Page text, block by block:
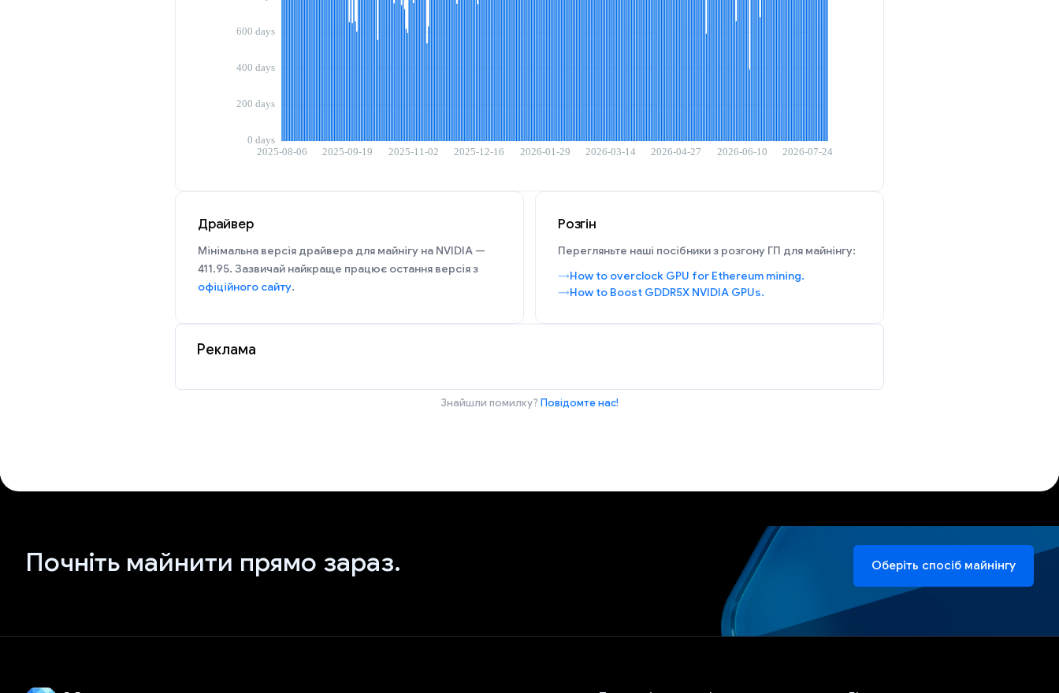
Драйвер
Мінімальна версія драйвера для майнігу на NVIDIA —
411.95. Зазвичай найкраще працює остання версія з
офіційного сайту.
Розгін
Перегляньте наші посібники з розгону ГП для майнінгу:
How to overclock GPU for Ethereum mining.
How to Boost GDDR5X NVIDIA GPUs.
Реклама
Знайшли помилку? Повідомте нас!
Почніть майнити прямо зараз. Оберіть спосіб майнінгу